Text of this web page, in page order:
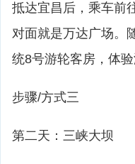
抵达宜昌后，乘车前
对面就是万达广场。
统8号游轮客房，体
步骤/方式三
第二天：三峡大坝